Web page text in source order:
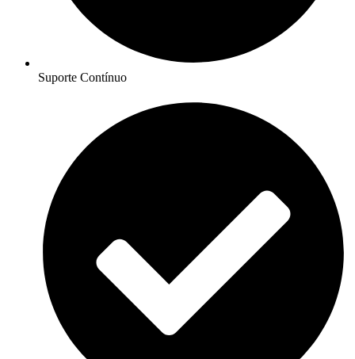
Suporte Contínuo